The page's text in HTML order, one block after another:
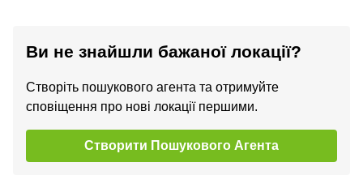
Ви не знайшли бажаної локації?
Створіть пошукового агента та отримуйте
сповіщення про нові локації першими.
Створити Пошукового Агента